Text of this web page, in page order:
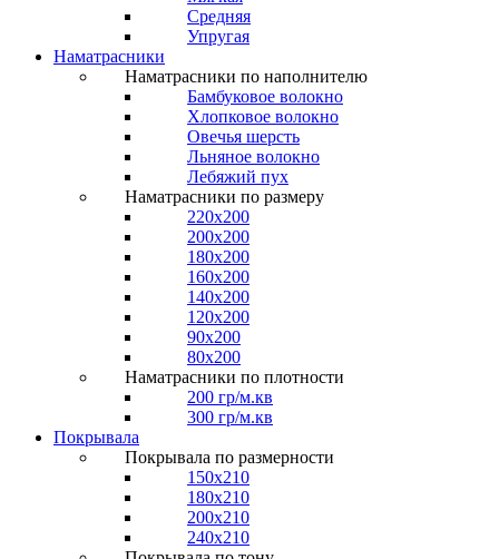
Средняя
Упругая
Наматрасники
Наматрасники по наполнителю
Бамбуковое волокно
Хлопковое волокно
Овечья шерсть
Льняное волокно
Лебяжий пух
Наматрасники по размеру
220x200
200x200
180x200
160x200
140x200
120x200
90x200
80x200
Наматрасники по плотности
200 гр/м.кв
300 гр/м.кв
Покрывала
Покрывала по размерности
150x210
180x210
200x210
240x210